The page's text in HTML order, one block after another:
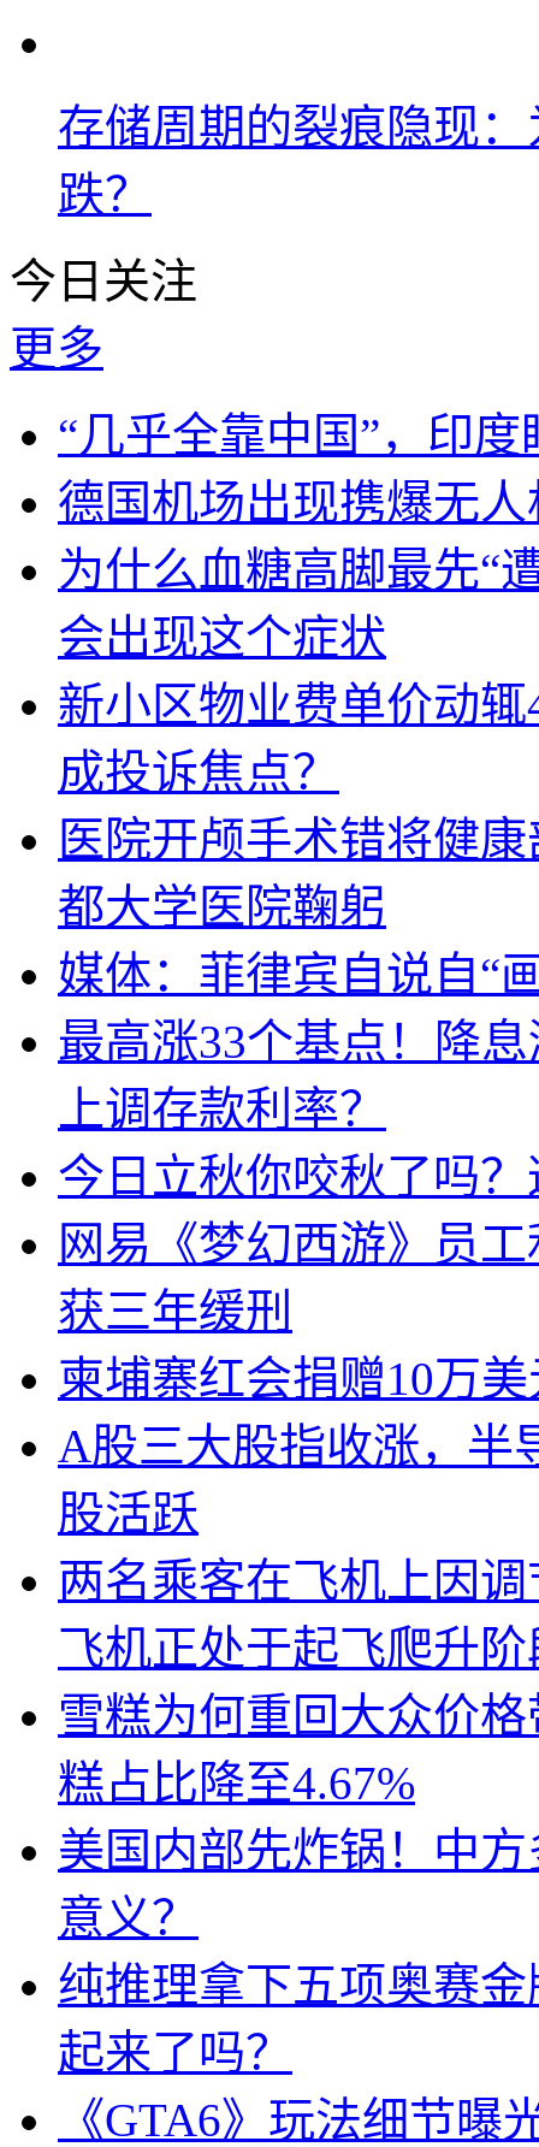
存储周期的裂痕隐现
跌？
今日关注
更多
“几乎全靠中国”，印
德国机场出现携爆无
为什么血糖高脚最先“
会出现这个症状
新小区物业费单价动
成投诉焦点？
医院开颅手术错将健
都大学医院鞠躬
媒体：菲律宾自说自“
最高涨33个基点！降
上调存款利率？
今日立秋你咬秋了吗
网易《梦幻西游》员
获三年缓刑
柬埔寨红会捐赠10万
A股三大股指收涨，半
股活跃
两名乘客在飞机上因
飞机正处于起飞爬升阶
雪糕为何重回大众价
糕占比降至4.67%
美国内部先炸锅！中
意义？
纯推理拿下五项奥赛
起来了吗？
《GTA6》玩法细节